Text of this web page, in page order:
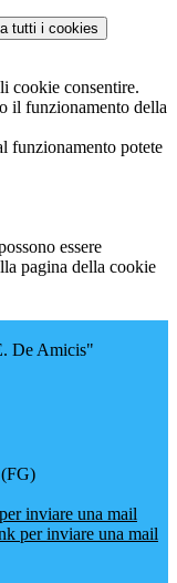
tutti i cookies
cookie consentire.
il funzionamento della
funzionamento potete
essere
pagina della cookie
De Amicis"
inviare una mail
per inviare una mail